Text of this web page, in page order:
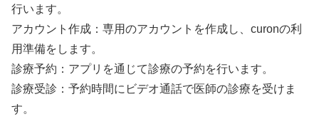
行います。
アカウント作成：専用のアカウントを作成し、curonの利
用準備をします。
診療予約：アプリを通じて診療の予約を行います。
診療受診：予約時間にビデオ通話で医師の診療を受けま
す。